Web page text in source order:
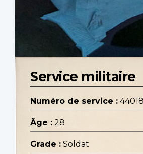
Service militaire
Numéro de service :
Âge : 28
Grade : Soldat